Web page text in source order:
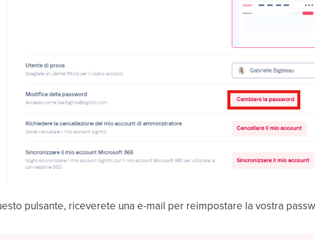
pulsante, riceverete una e-mail per reimpostare la vostra